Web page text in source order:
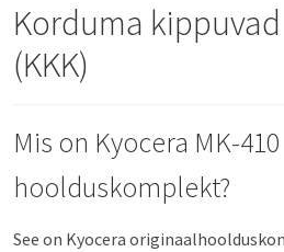
Korduma
(KKK)
Mis on Kyocera MK-410
hoolduskomplekt?
See on Kyocera